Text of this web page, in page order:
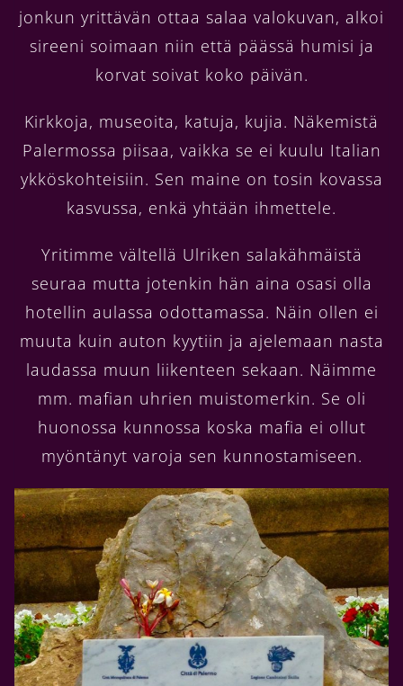
jonkun yrittävän ottaa salaa valokuvan, alkoi
sireeni soimaan niin että päässä humisi ja
korvat soivat koko päivän.
Kirkkoja, museoita, katuja, kujia. Näkemistä
Palermossa piisaa, vaikka se ei kuulu Italian
ykköskohteisiin. Sen maine on tosin kovassa
kasvussa, enkä yhtään ihmettele.
Yritimme vältellä Ulriken salakähmäistä
seuraa mutta jotenkin hän aina osasi olla
hotellin aulassa odottamassa. Näin ollen ei
muuta kuin auton kyytiin ja ajelemaan nasta
laudassa muun liikenteen sekaan. Näimme
mm. mafian uhrien muistomerkin. Se oli
huonossa kunnossa koska mafia ei ollut
myöntänyt varoja sen kunnostamiseen.